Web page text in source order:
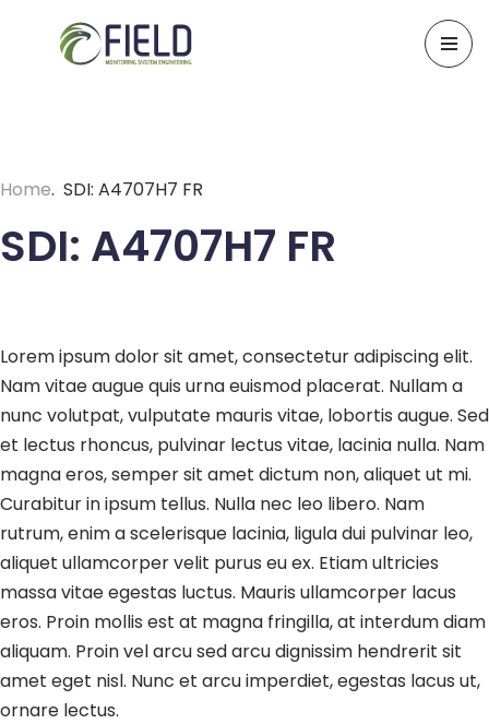
Home SDI: A4707H7 FR
SDI: A4707H7 FR
Lorem ipsum dolor sit amet, consectetur adipiscing elit.
Nam vitae augue quis urna euismod placerat. Nullam a
nunc volutpat, vulputate mauris vitae, lobortis augue. Sed
et lectus rhoncus, pulvinar lectus vitae, lacinia nulla. Nam
magna eros, semper sit amet dictum non, aliquet ut mi.
Curabitur in ipsum tellus. Nulla nec leo libero. Nam
rutrum, enim a scelerisque lacinia, ligula dui pulvinar leo,
aliquet ullamcorper velit purus eu ex. Etiam ultricies
massa vitae egestas luctus. Mauris ullamcorper lacus
eros. Proin mollis est at magna fringilla, at interdum diam
aliquam. Proin vel arcu sed arcu dignissim hendrerit sit
amet eget nisl. Nunc et arcu imperdiet, egestas lacus ut,
ornare lectus.